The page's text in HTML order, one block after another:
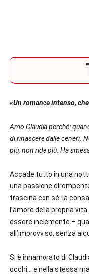
«Un romance intenso,
Amo Claudia perché:
di rinascere dalle ceneri.
più, non ride più. Ha
Accade tutto in una
una passione
trascina con sé: la
l’amore della propria
essere inclemente –
all’improvviso, senza
Si è innamorato di
occhi… e nella stessa